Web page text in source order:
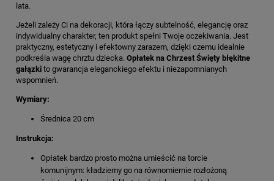
lata.
Jeżeli zależy Ci na dekoracji, która łączy subtelność, elegancję oraz
indywidualny charakter, ten produkt spełni Twoje oczekiwania. Jest
praktyczny, estetyczny i efektowny zarazem, dzięki czemu idealnie
podkreśla wagę chrztu dziecka. Opłatek na Chrzest Święty błękitne
gałązki to gwarancja eleganckiego efektu i niezapomnianych
wspomnień.
Wymiary:
Średnica 20 cm
Instrukcja:
Opłatek bardzo prosto można umieścić na torcie
komunijnym: kładziemy go na równomiernie rozłożoną